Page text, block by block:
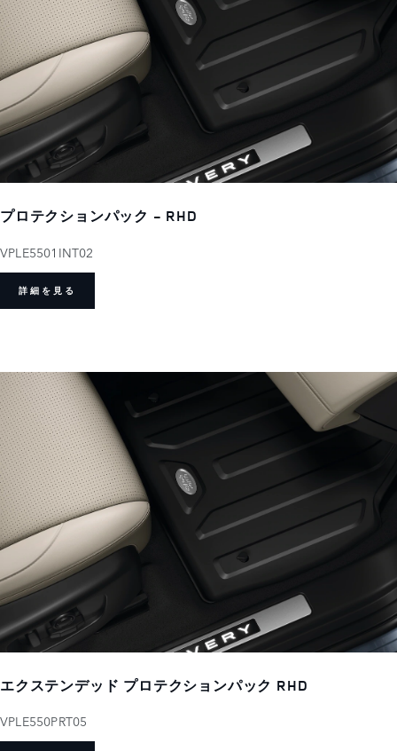
プロテクションパック - RHD
VPLE5501INT02
詳細を見る
エクステンデッド プロテクションパック RHD
VPLE550PRT05